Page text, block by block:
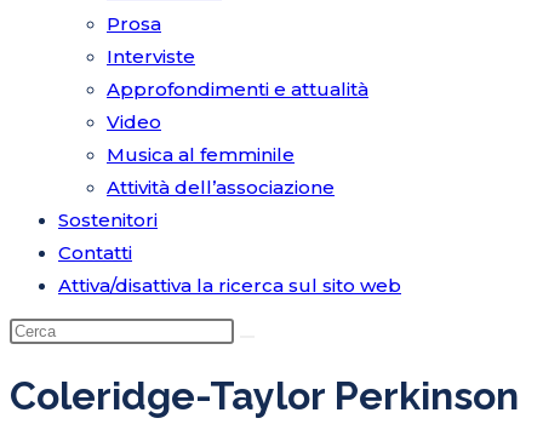
Prosa
Interviste
Approfondimenti e attualità
Video
Musica al femminile
Attività dell’associazione
Sostenitori
Contatti
Attiva/disattiva la ricerca sul sito web
Coleridge-Taylor Perkinson